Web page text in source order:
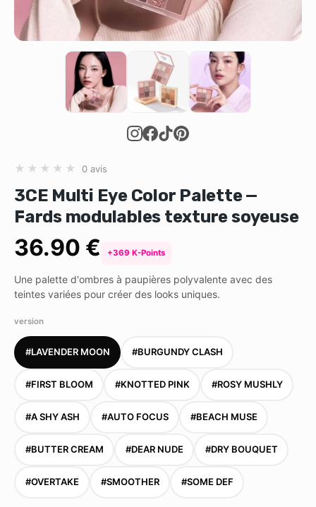
★ ★ ★ ★ ★ 0 avis
3CE Multi Eye Color Palette —
Fards modulables texture soyeuse
36.90 € +369 K-Points
Une palette d'ombres à paupières polyvalente avec des
teintes variées pour créer des looks uniques.
version
#LAVENDER MOON #BURGUNDY CLASH
#FIRST BLOOM #KNOTTED PINK #ROSY MUSHLY
#A SHY ASH #AUTO FOCUS #BEACH MUSE
#BUTTER CREAM #DEAR NUDE #DRY BOUQUET
#OVERTAKE #SMOOTHER #SOME DEF